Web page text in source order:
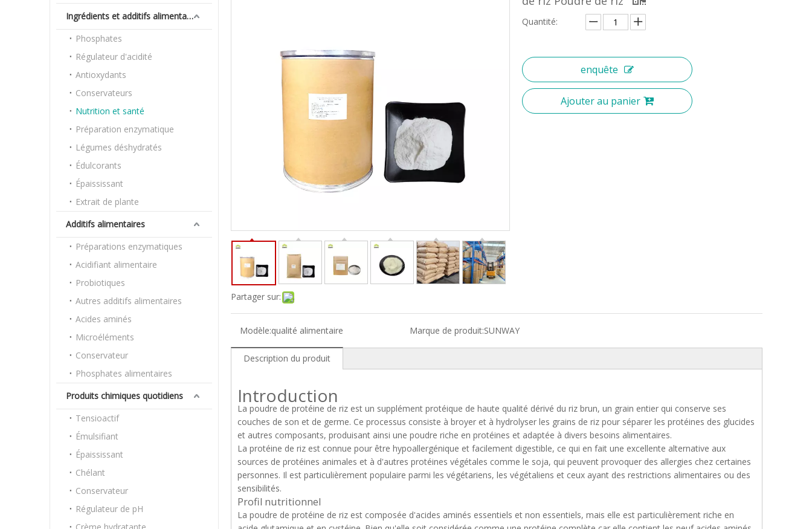
Ingrédients et additifs alimentaires
Phosphates
Régulateur d'acidité
Antioxydants
Conservateurs
Nutrition et santé
Préparation enzymatique
Légumes déshydratés
Édulcorants
Épaississant
Extrait de plante
Additifs alimentaires
Préparations enzymatiques
Acidifiant alimentaire
Probiotiques
Autres additifs alimentaires
Acides aminés
Microéléments
Conservateur
Phosphates alimentaires
Produits chimiques quotidiens
Tensioactif
Émulsifiant
Épaississant
Chélant
Conservateur
Régulateur de pH
Partager sur:
Quantité:
enquête
Ajouter au panier
Modèle:qualité alimentaire Marque de produit:SUNWAY
Description du produit
Introduction
La poudre de protéine de riz est un supplément protéique de haute qualité dérivé du riz brun, un grain entier qui conserve ses
couches de son et de germe. Ce processus consiste à broyer et à hydrolyser les grains de riz pour séparer les protéines des glucides
et autres composants, produisant ainsi une poudre riche en protéines et adaptée à divers besoins alimentaires.
La protéine de riz est connue pour être hypoallergénique et facilement digestible, ce qui en fait une excellente alternative aux
sources de protéines animales et à d'autres protéines végétales comme le soja, qui peuvent provoquer des allergies chez certaines
personnes. Il est particulièrement populaire parmi les végétariens, les végétaliens et ceux ayant des restrictions alimentaires ou des
sensibilités.
Profil nutritionnel
La poudre de protéine de riz est composée d'acides aminés essentiels et non essentiels, mais elle est particulièrement riche en